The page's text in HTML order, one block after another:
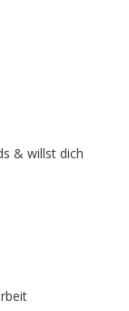
& willst dich